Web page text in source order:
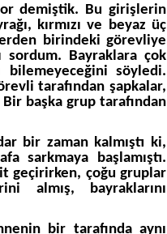
demiştik. Bu girişlerin
kırmızı ve beyaz üç
birindeki görevliye
sordum. Bayraklara çok
bilemeyeceğini söyledi.
tarafından şapkalar,
başka grup tarafından
bir zaman kalmıştı ki,
sarkmaya başlamıştı.
geçirirken, çoğu gruplar
almış, bayraklarını
bir tarafında aynı